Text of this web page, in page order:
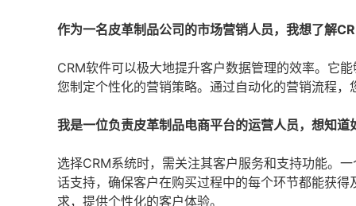
作为一名皮革制品公司的市场营销人员，我想了解
CRM软件可以极大地提升客户数据管理的效率。它
您制定个性化的营销策略。通过自动化的营销流程
我是一位负责皮革制品电商平台的运营人员，想知
选择CRM系统时，需关注其客户服务和支持功能。
话支持，确保客户在购买过程中的每个环节都能获
求，提供个性化的客户体验。